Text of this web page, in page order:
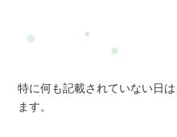
特に何も記載されていない日
ます。